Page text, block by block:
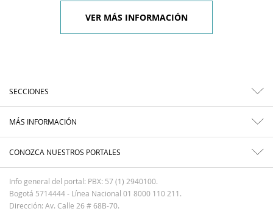
VER MÁS INFORMACIÓN
SECCIONES
MÁS INFORMACIÓN
CONOZCA NUESTROS PORTALES
Info general del portal: PBX: 57 (1) 2940100.
Bogotá 5714444 - Línea Nacional 01 8000 110 211.
Dirección: Av. Calle 26 # 68B-70.